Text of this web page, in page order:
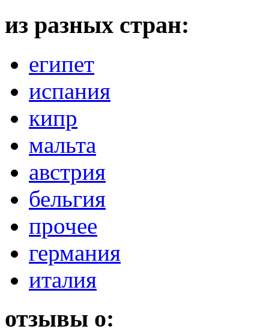
из разных стран:
египет
испания
кипр
мальта
австрия
бельгия
прочее
германия
италия
отзывы о: